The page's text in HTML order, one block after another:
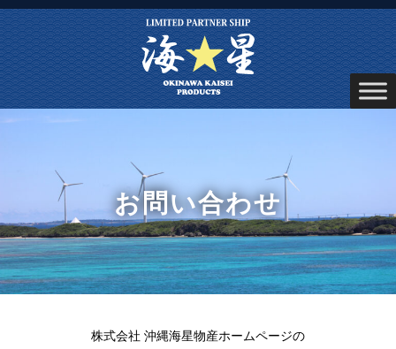
お問い合わせ
株式会社 沖縄海星物産ホームページの